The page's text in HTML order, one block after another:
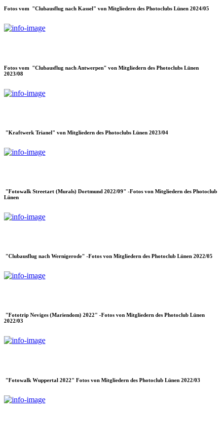
Fotos vom "Clubausflug nach Kassel" von Mitgliedern des Photoclubs Lünen 2024/05
Fotos vom "Clubausflug nach Antwerpen" von Mitgliedern des Photoclubs Lünen
2023/08
"Kraftwerk Trianel" von Mitgliedern des Photoclubs Lünen 2023/04
"Fotowalk Streetart (Murals) Dortmund 2022/09" -Fotos von Mitgliedern des Photoclub
Lünen
"Clubausflug nach Wernigerode" -Fotos von Mitgliedern des Photoclub Lünen 2022/05
"Fototrip Neviges (Mariendom) 2022" -Fotos von Mitgliedern des Photoclub Lünen
2022/03
"Fotowalk Wuppertal 2022" Fotos von Mitgliedern des Photoclub Lünen 2022/03